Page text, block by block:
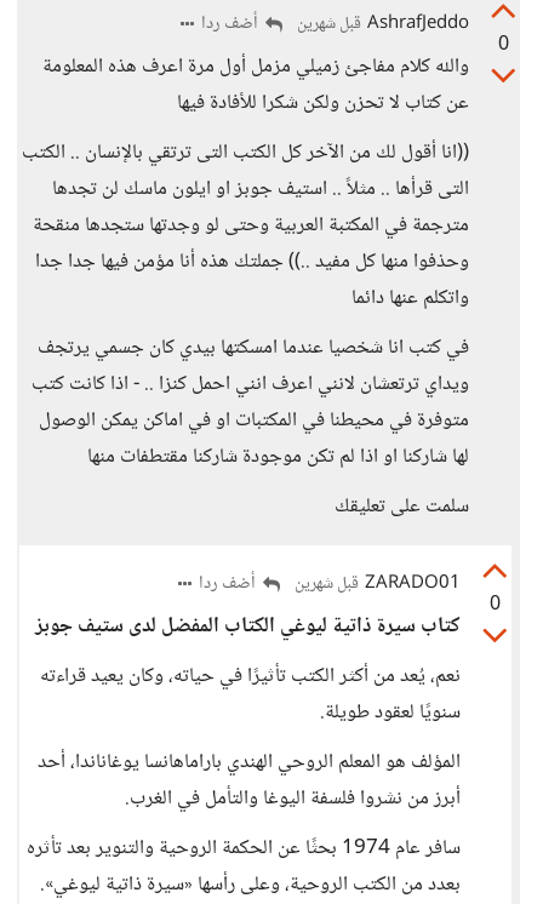
0
AshrafJeddo قبل شهرين أضف ردا
والله كلام مفاجئ زميلي مزمل أول مرة اعرف هذه المعلومة
عن كتاب لا تحزن ولكن شكرا للأفادة فيها
((انا أقول لك من الآخر كل الكتب التى ترتقي بالإنسان .. الكتب
التى قرأها .. مثلاً .. استيف جوبز او ايلون ماسك لن تجدها
مترجمة في المكتبة العربية وحتى لو وجدتها ستجدها منقحة
وحذفوا منها كل مفيد ..)) جملتك هذه أنا مؤمن فيها جدا جدا
واتكلم عنها دائما
في كتب انا شخصيا عندما امسكتها بيدي كان جسمي يرتجف
ويداي ترتعشان لانني اعرف انني احمل كنزا .. - اذا كانت كتب
متوفرة في محيطنا في المكتبات او في اماكن يمكن الوصول
لها شاركنا او اذا لم تكن موجودة شاركنا مقتطفات منها
سلمت على تعليقك
0
ZARADO01 قبل شهرين أضف ردا
كتاب سيرة ذاتية ليوغي الكتاب المفضل لدى ستيف جوبز
نعم، يُعد من أكثر الكتب تأثيرًا في حياته، وكان يعيد قراءته
سنويًا لعقود طويلة.
المؤلف هو المعلم الروحي الهندي باراماهانسا يوغاناندا، أحد
أبرز من نشروا فلسفة اليوغا والتأمل في الغرب.
سافر عام 1974 بحثًا عن الحكمة الروحية والتنوير بعد تأثره
بعدد من الكتب الروحية، وعلى رأسها «سيرة ذاتية ليوغي».